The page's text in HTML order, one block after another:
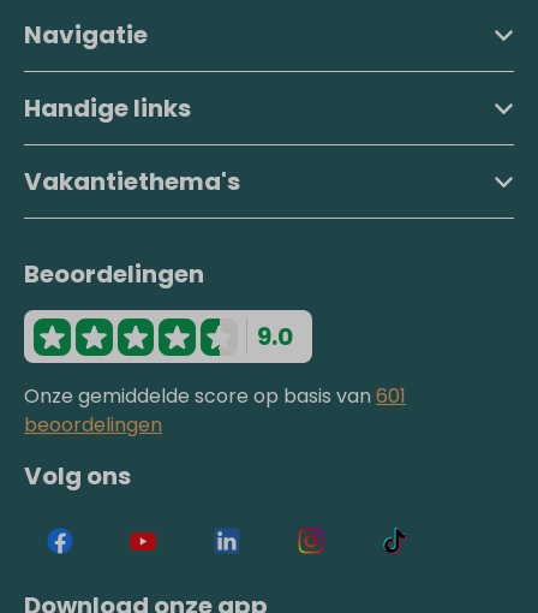
Navigatie
Handige links
Vakantiethema's
Beoordelingen
9.0
Onze gemiddelde score op basis van 601
beoordelingen
Volg ons
Download onze app